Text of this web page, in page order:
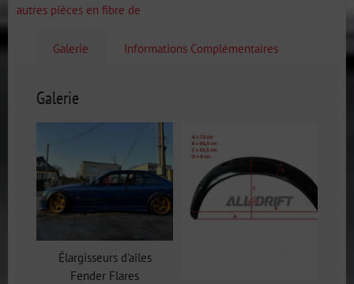
autres pièces en fibre de
Galerie Informations Complémentaires
Galerie
Élargisseurs d'ailes
Fender Flares